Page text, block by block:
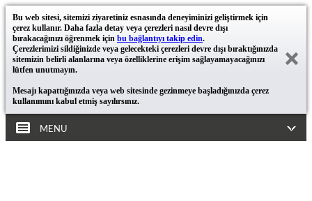
Bu web sitesi, sitemizi ziyaretiniz esnasında deneyiminizi geliştirmek için
çerez kullanır. Daha fazla detay veya çerezleri nasıl devre dışı
bırakacağınızı öğrenmek için bu bağlantıyı takip edin.
Çerezlerimizi sildiğinizde veya gelecekteki çerezleri devre dışı bıraktığınızda
sitemizin belirli alanlarına veya özelliklerine erişim sağlayamayacağınızı
lütfen unutmayın.
Mesajı kapattığınızda veya web sitesinde gezinmeye başladığınızda çerez
kullanımını kabul etmiş sayılırsınız.
MENU